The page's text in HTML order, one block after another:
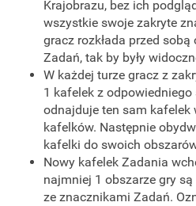
Krajobrazu, bez ich
wszystkie swoje zakryte
gracz rozkłada przed
Zadań, tak by były
W każdej turze gracz z
1 kafelek z
odnajduje ten sam
kafelków. Następnie
kafelki do swoich
Nowy kafelek Zadania
najmniej 1 obszarze gry
ze znacznikami Zadań.